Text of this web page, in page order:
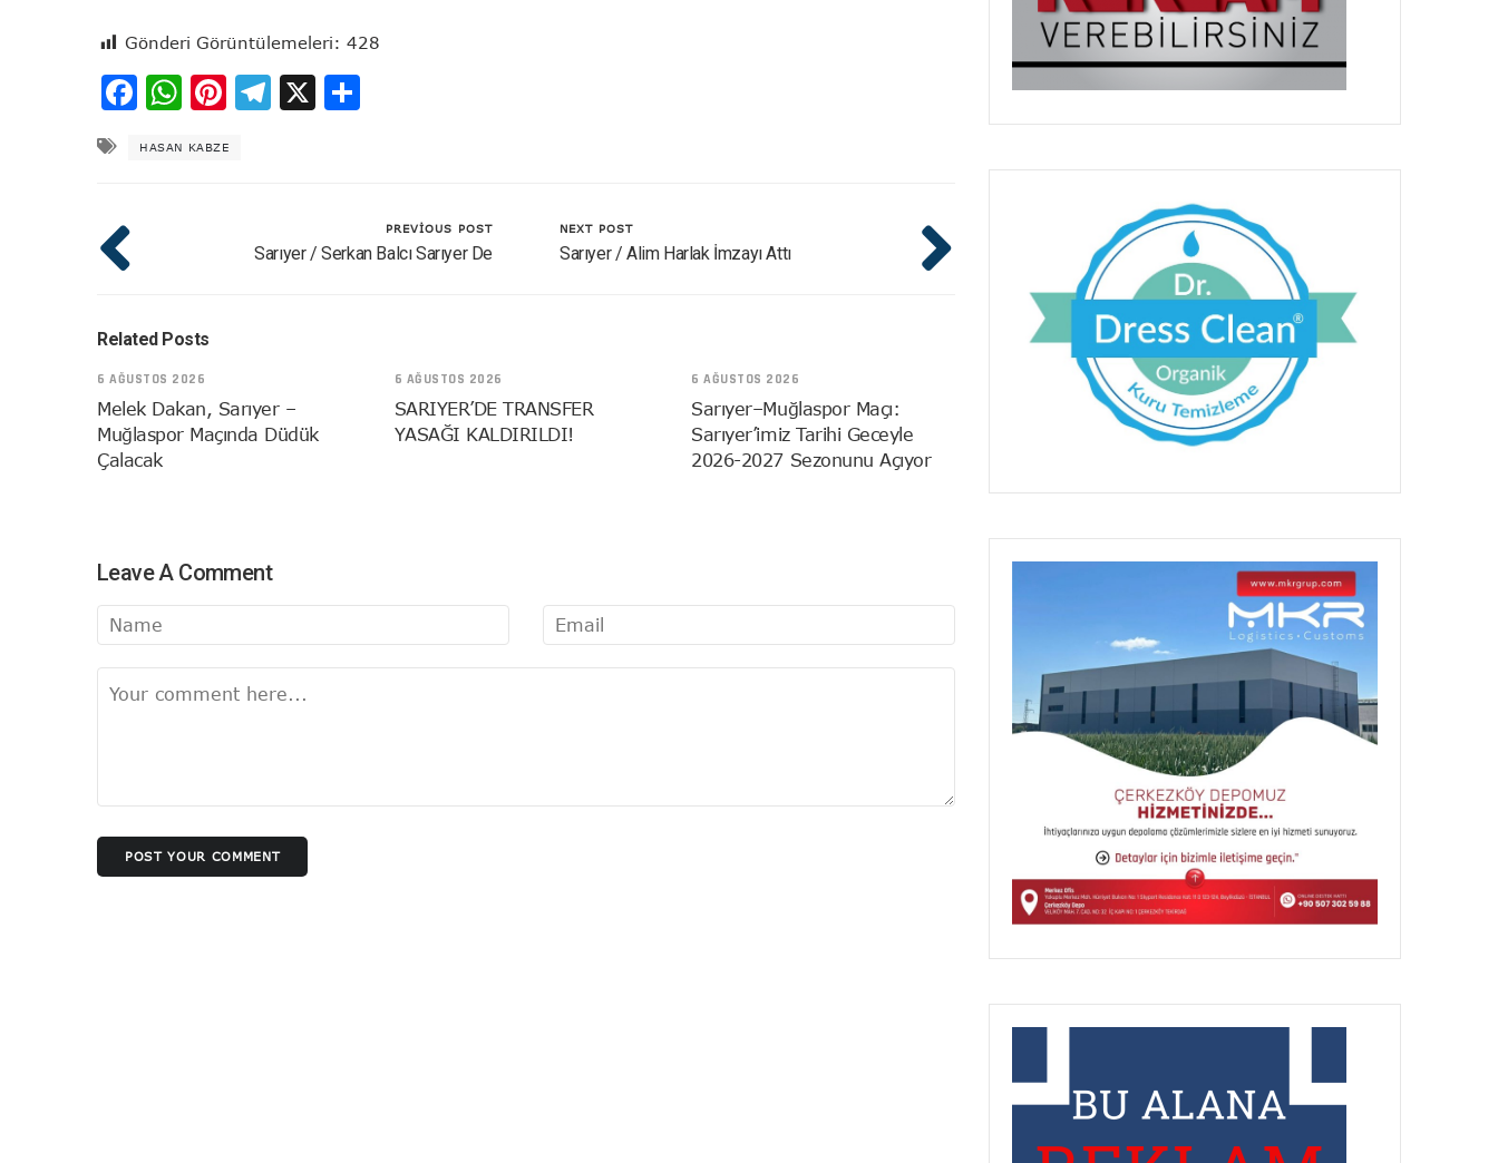
Gönderi Görüntülemeleri: 428
Facebook
WhatsApp
Pinterest
Telegram
X
HASAN KABZE
PREVIOUS POST
Sarıyer / Serkan Balcı Sarıyer De
NEXT POST
Sarıyer / Alim Harlak İmzayı Attı
Related Posts
6 AĞUSTOS 2026
Melek Dakan, Sarıyer –
Muğlaspor Maçında Düdük
Çalacak
6 AĞUSTOS 2026
SARIYER’DE TRANSFER
YASAĞI KALDIRILDI!
6 AĞUSTOS 2026
Sarıyer–Muğlaspor Maçı:
Sarıyer’imiz Tarihi Geceyle
2026-2027 Sezonunu Açıyor
Leave A Comment
POST YOUR COMMENT